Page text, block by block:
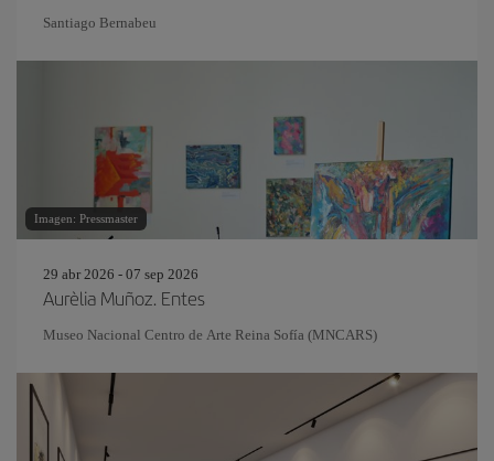
Santiago Bernabeu
Imagen: Pressmaster
29 abr 2026 - 07 sep 2026
Aurèlia Muñoz. Entes
Museo Nacional Centro de Arte Reina Sofía (MNCARS)